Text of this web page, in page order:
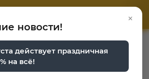
0
свой отзыв
— Отзывы
×
новости!
действует праздничная
на всё!